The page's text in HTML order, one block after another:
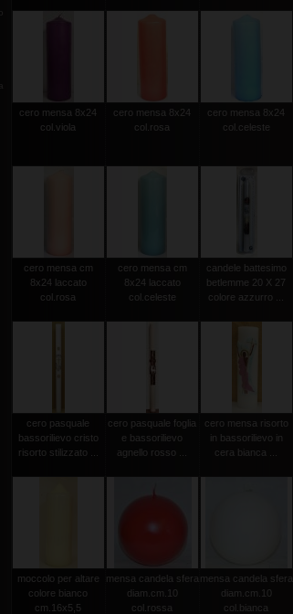
cero mensa 8x24
col.viola
cero mensa 8x24
col.rosa
cero mensa 8x24
col.celeste
cero mensa cm
8x24 laccato
col.rosa
cero mensa cm
8x24 laccato
col.celeste
candele battesimo
betlemme 20 X 27
colore azzurro ...
cero pasquale
bassorilievo cristo
risorto stilizzato ...
cero pasquale foglia
e bassorilievo
agnello rosso ...
cero mensa risorto
in bassorilievo in
cera bianca ...
moccolo per altare
colore bianco
cm.16x5,5
mensa candela sfera
diam.cm.10
col.rossa
mensa candela sfera
diam.cm.10
col.bianca